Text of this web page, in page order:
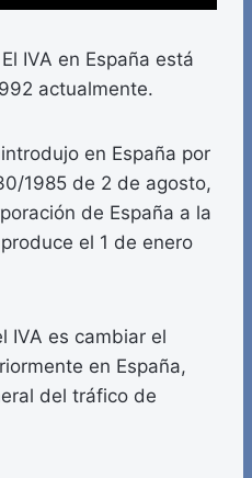
IVA en España está
actualmente.
en España por
1985 de 2 de agosto,
de España a la
el 1 de enero
IVA es cambiar el
en España,
del tráfico de